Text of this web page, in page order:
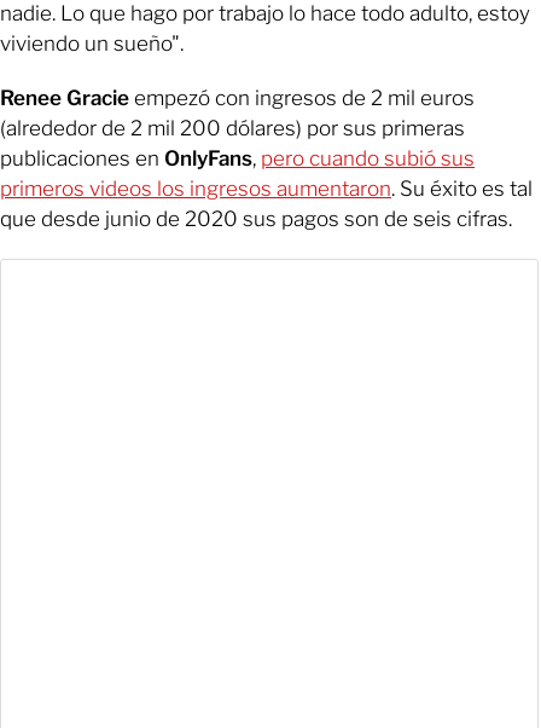
nadie. Lo que hago por trabajo lo hace todo adulto, estoy
viviendo un sueño".
Renee Gracie empezó con ingresos de 2 mil euros
(alrededor de 2 mil 200 dólares) por sus primeras
publicaciones en OnlyFans, pero cuando subió sus
primeros videos los ingresos aumentaron. Su éxito es tal
que desde junio de 2020 sus pagos son de seis cifras.